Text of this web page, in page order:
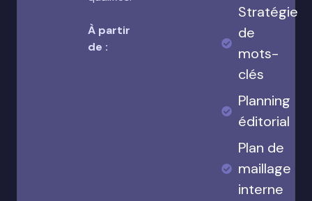
À partir
de :
Stratégie
de
mots-
clés
Planning
éditorial
Plan de
maillage
interne